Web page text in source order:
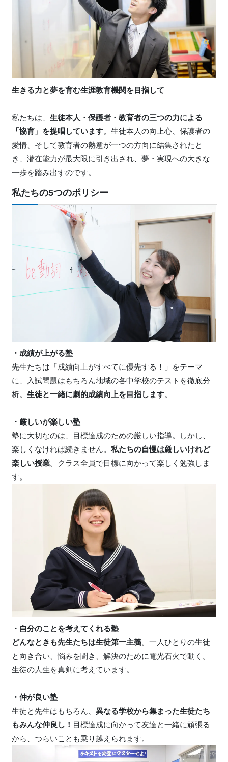
生きる力と夢を育む生涯教育機関を目指して
私たちは、 生徒本人・保護者・教育者の三つの力による
「協育」を提唱しています。生徒本人の向上心、保護者の
愛情、そして教育者の熱意が一つの方向に結集されたと
き、潜在能力が最大限に引き出され、夢・実現への大きな
一歩を踏み出すのです。
私たちの5つのポリシー
・成績が上がる塾
先生たちは「成績向上がすべてに優先する！」をテーマ
に、入試問題はもちろん地域の各中学校のテストを徹底分
析。 生徒と一緒に劇的成績向上を目指します。
・厳しいが楽しい塾
塾に大切なのは、目標達成のための厳しい指導。しかし、
楽しくなければ続きません。 私たちの自慢は厳しいけれど
楽しい授業。クラス全員で目標に向かって楽しく勉強しま
す。
・自分のことを考えてくれる塾
どんなときも先生たちは生徒第一主義。一人ひとりの生徒
と向き合い、悩みを聞き、解決のために電光石火で動く。
生徒の人生を真剣に考えています。
・仲が良い塾
生徒と先生はもちろん、 異なる学校から集まった生徒たち
もみんな仲良し！ 目標達成に向かって友達と一緒に頑張る
から、つらいことも乗り越えられます。